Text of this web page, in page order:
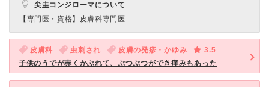
尖圭コンジローマについて
【専門医・資格】 皮膚科専門医
皮膚科 虫刺され 皮膚の発疹・かゆみ
3.5
子供のうでが赤くかぶれて、ぶつぶつができ痒みもあった